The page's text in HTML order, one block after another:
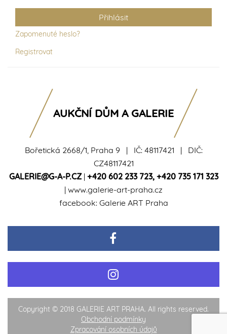
Zapomenuté heslo?
Registrovat
Bořetická 2668/1, Praha 9 | IČ: 48117421 | DIČ:
CZ48117421
GALERIE@G-A-P.CZ| +420 602 233 723, +420 735 171 323
| www.galerie-art-praha.cz
facebook: Galerie ART Praha
AUKČNÍ DŮM A GALERIE
Copyright © 2018 GALERIE ART PRAHA. All rights reserved.
Obchodní podmínky
Zpracování osobních údajů